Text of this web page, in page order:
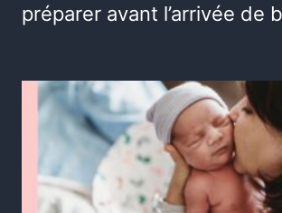
préparer avant l’arrivée de